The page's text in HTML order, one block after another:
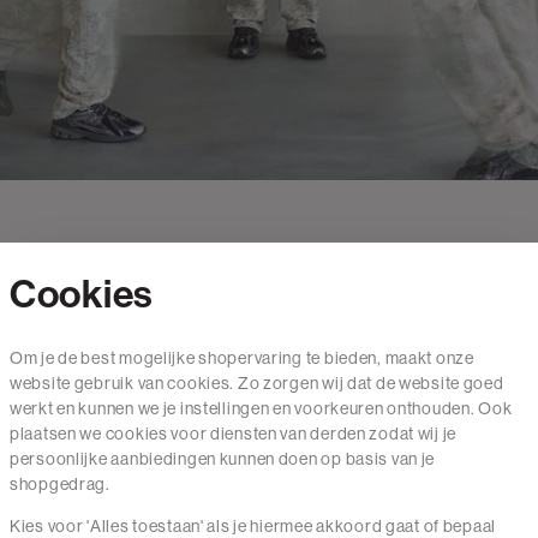
Mail ons
020 - 3412 650
Van maandag t/m vrijdag van 8.30 uur tot 18.00 uur.
Cookies
Om je de best mogelijke shopervaring te bieden, maakt onze
website gebruik van cookies. Zo zorgen wij dat de website goed
werkt en kunnen we je instellingen en voorkeuren onthouden. Ook
plaatsen we cookies voor diensten van derden zodat wij je
persoonlijke aanbiedingen kunnen doen op basis van je
shopgedrag.
Kies voor 'Alles toestaan' als je hiermee akkoord gaat of bepaal